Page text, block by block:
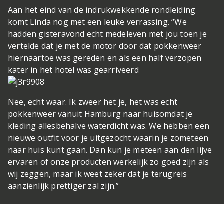
Aan het eind van de indrukwekkende rondleiding
komt Linda nog met een leuke verrassing. “We
hadden gisteravond echt medeleven met jou toen je
vertelde dat je met de motor door dat pokkenweer
hiernaartoe was gereden en als een half verzopen
kater in het hotel was gearriveerd
Nee, echt waar. Ik zweer het je, het was echt
pokkenweer vanuit Hamburg naar huisomdat je
kleding allesbehalve waterdicht was. We hebben een
nieuwe outfit voor je uitgezocht waarin je zometeen
naar huis kunt gaan. Dan kun je meteen aan den lijve
ervaren of onze producten werkelijk zo goed zijn als
wij zeggen, maar ik weet zeker dat je terugreis
aanzienlijk prettiger zal zijn.”